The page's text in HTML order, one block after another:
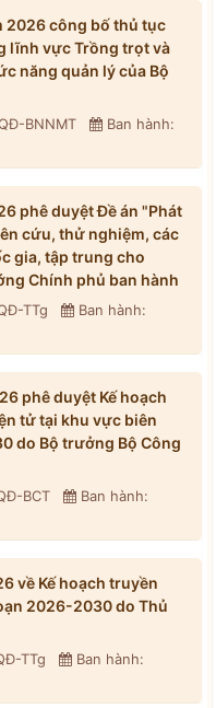
2026 công bố thủ tục
lĩnh vực Trồng trọt và
năng quản lý của Bộ
BNNMT
Ban hành:
phê duyệt Đề án "Phát
cứu, thử nghiệm, các
gia, tập trung cho
Chính phủ ban hành
TTg
Ban hành:
phê duyệt Kế hoạch
tử tại khu vực biên
do Bộ trưởng Bộ Công
BCT
Ban hành:
về Kế hoạch truyền
2026-2030 do Thủ
TTg
Ban hành: